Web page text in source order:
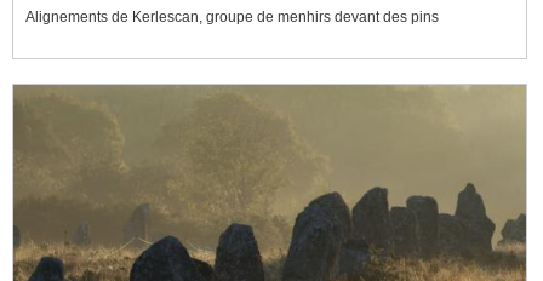
Alignements de Kerlescan, groupe de menhirs devant des pins